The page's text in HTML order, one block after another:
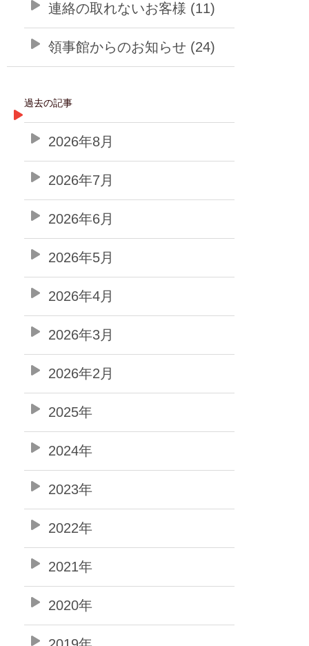
連絡の取れないお客様 (11)
領事館からのお知らせ (24)
過去の記事
2026年8月
2026年7月
2026年6月
2026年5月
2026年4月
2026年3月
2026年2月
2025年
2024年
2023年
2022年
2021年
2020年